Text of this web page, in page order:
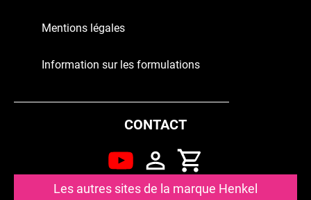
Mentions légales
Information sur les formulations
CONTACT
Les autres sites de la marque Henkel